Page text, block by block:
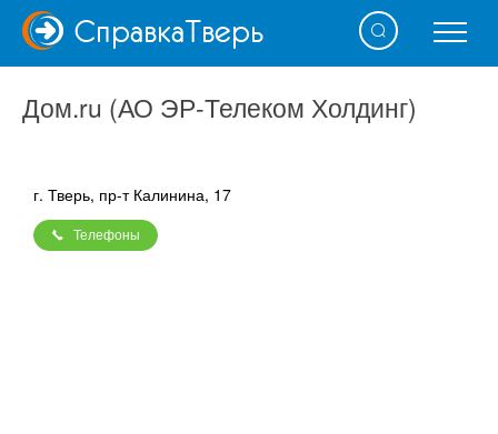
СправкаТверь
Дом.ru (АО ЭР-Телеком Холдинг)
г. Тверь, пр-т Калинина, 17
Телефоны